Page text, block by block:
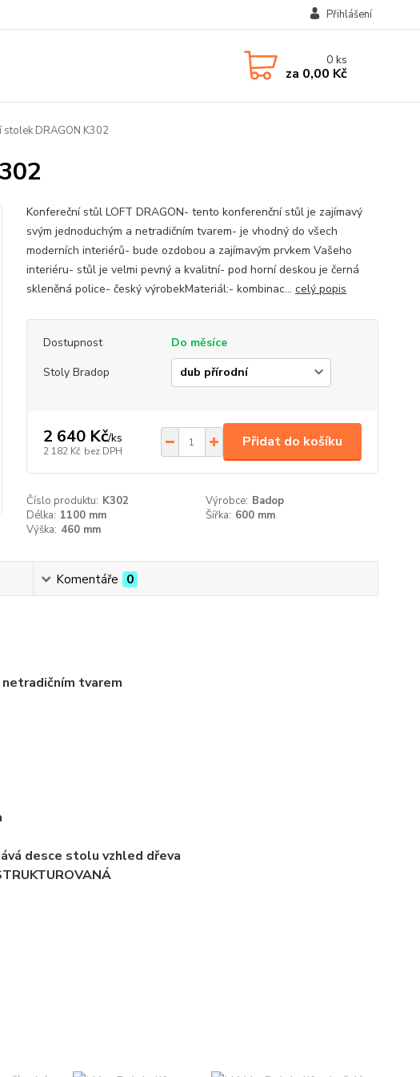
Přihlášení
0ks
za 0,00 Kč
stolek DRAGON K302
Konfereční stůl LOFT DRAGON- tento konferenční stůl je zajímavý
svým jednoduchým a netradičním tvarem- je vhodný do všech
moderních interiérů- bude ozdobou a zajímavým prvkem Vašeho
interiéru- stůl je velmi pevný a kvalitní- pod horní deskou je černá
skleněná police- český výrobekMateriál:- kombinac... celý popis
Dostupnost
Do měsíce
Stoly Bradop
2 640 Kč/ks
2 182 Kč bez DPH
Přidat do košíku
Číslo produktu: K302 Výrobce: Badop
Délka: 1100 mm Šířka: 600 mm
Výška: 460 mm
Komentáře 0
tvarem
desce stolu vzhled dřeva